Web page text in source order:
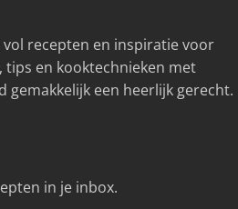
vol recepten en inspiratie voor
tips en kooktechnieken met
gemakkelijk een heerlijk gerecht.
in je inbox.